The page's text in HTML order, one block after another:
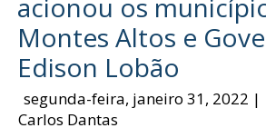
acionou os
Montes Altos e
Edison Lobão
segunda-feira, janeiro 31, 2022 |
Carlos Dantas